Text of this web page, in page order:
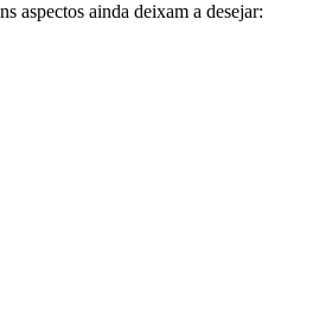
aspectos ainda deixam a desejar: